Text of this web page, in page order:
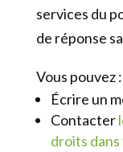
services du
de réponse
Vous pouvez :
Écrire un
Contacter
droits